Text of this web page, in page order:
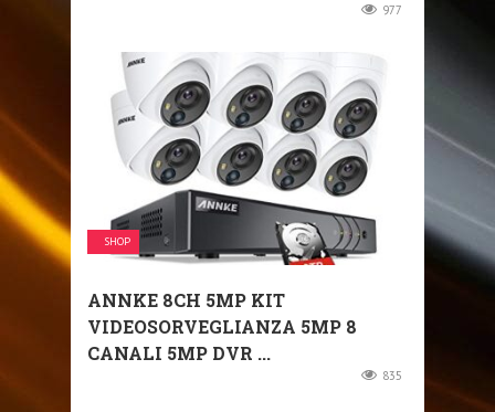
977
SHOP
ANNKE 8CH 5MP KIT
VIDEOSORVEGLIANZA 5MP 8
CANALI 5MP DVR ...
835